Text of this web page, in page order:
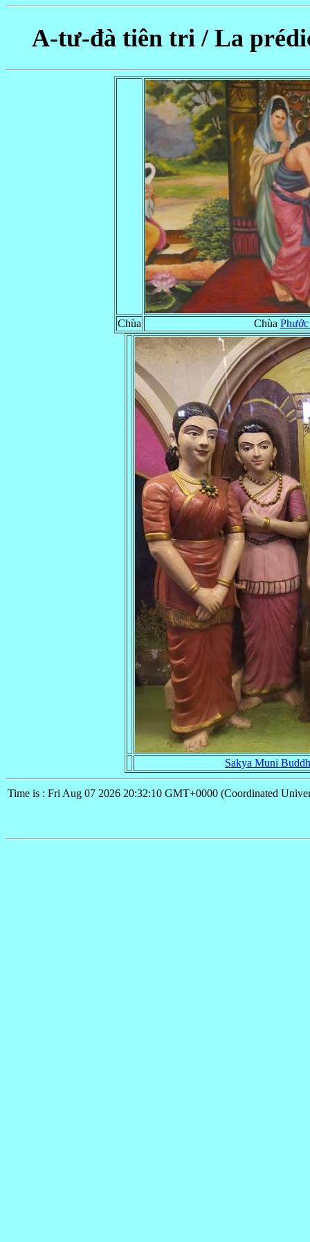
A-tư-đà tiên tri / La
Chùa Chùa
Sakya Muni
Time is : Fri Aug 07 2026 20:32:10 GMT+0000 (Coordinated